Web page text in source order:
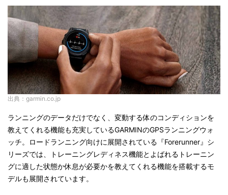
出典：garmin.co.jp
ランニングのデータだけでなく、変動する体のコンディションを
教えてくれる機能も充実しているGARMINのGPSランニングウォ
ッチ。ロードランニング向けに展開されている『Forerunner』シ
リーズでは、トレーニングレディネス機能とよばれるトレーニン
グに適した状態か休息が必要かを教えてくれる機能を搭載するモ
デルも展開されています。